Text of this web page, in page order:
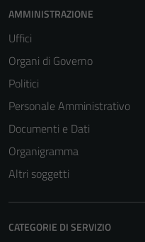
AMMINISTRAZIONE
Uffici
Organi di Governo
Politici
Personale Amministrativo
Documenti e Dati
Organigramma
Altri soggetti
CATEGORIE DI SERVIZIO